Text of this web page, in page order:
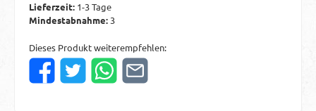
Lieferzeit: 1-3 Tage
Mindestabnahme:3
Dieses Produkt weiterempfehlen: